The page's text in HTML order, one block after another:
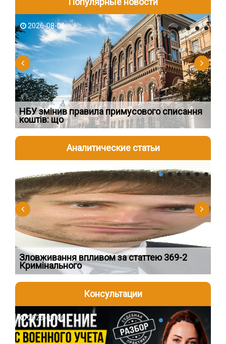
2026-08-06
НБУ змінив правила примусового списання
коштів: що
Аналитические статьи
2026-08-04
Зловживання впливом за статтею 369-2
Кримінального
Консультации
2026-08-06